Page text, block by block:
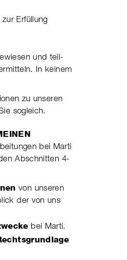
Erfül­lung
und teil­
In keinem
zu unse­ren
sogleich.
bei Marti
Abschnitten 4-
von unseren
der von uns
bei Marti.